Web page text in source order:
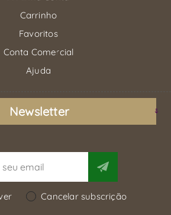
Carrinho
Favoritos
Conta Comercial
Ajuda
Newsletter
Cancelar subscrição